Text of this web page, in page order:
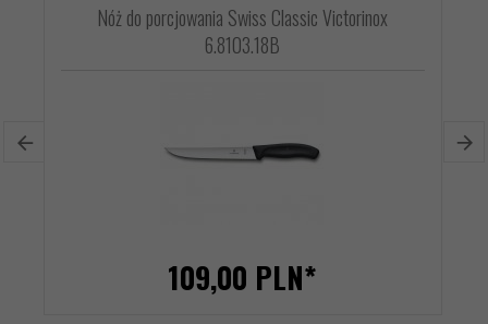
Nóż do porcjowania Swiss Classic Victorinox
6.8103.18B
109,00 PLN*